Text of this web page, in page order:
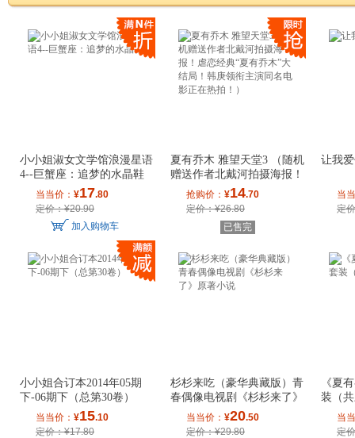
小小姐淑女文学馆浪漫星语
4--巨蟹座：追梦的水晶鞋
当当价： ¥17.80
定价：¥20.90
加入购物车
夏有乔木 雅望天堂3 （随机
赠送作者北戴河拍摄海报！
虐恋经典“
抢购价： ¥14.70
定价：¥26.80
已售完
让我
当
定
小小姐合订本2014年05期
下-06期下（总第30卷）
当当价： ¥15.10
定价：¥17.80
杉杉来吃（豪华典藏版）青
春偶像电视剧《杉杉来了》
原著小说
当当价： ¥20.50
定价：¥29.80
《夏
装（
当
定